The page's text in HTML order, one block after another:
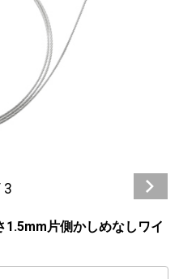
3
片側かしめなしワイ